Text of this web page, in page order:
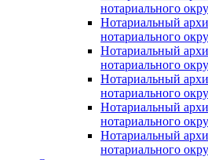
нотариального
Нотариальный
нотариального
Нотариальный
нотариального
Нотариальный
нотариального
Нотариальный
нотариального
Нотариальный
нотариального